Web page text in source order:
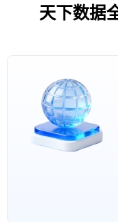
天下数据